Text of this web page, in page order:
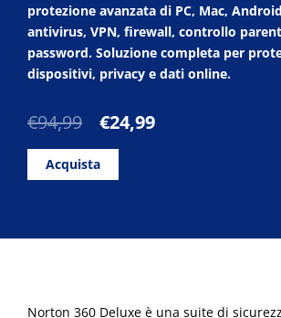
protezione avanzata di PC, Mac,
antivirus, VPN, firewall, controllo
password. Soluzione completa per
dispositivi, privacy e dati online.
€94,99
Il
originale
era:
€24,99Il
Acquista
Norton 360 Deluxe è una suite di